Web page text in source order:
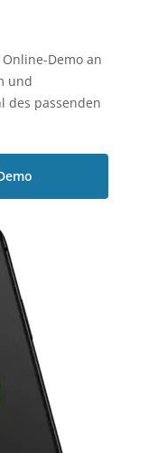
Demo an
und
des passenden